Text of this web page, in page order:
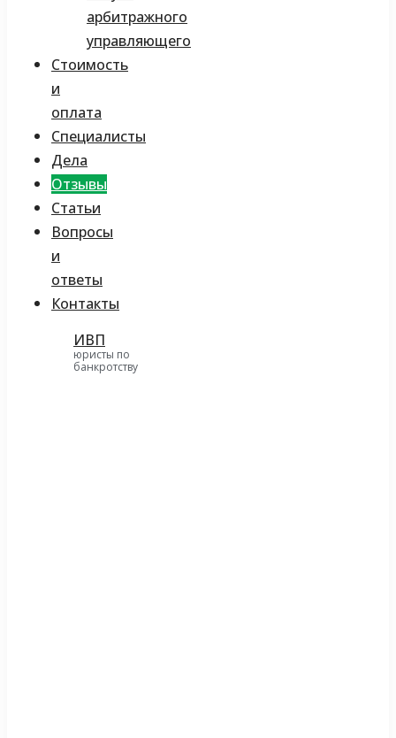
арбитражного
управляющего
Стоимость
и
оплата
Специалисты
Дела
Отзывы
Статьи
Вопросы
и
ответы
Контакты
ИВП
юристы по
банкротству